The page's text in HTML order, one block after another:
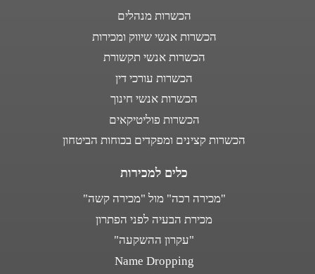
הכשרות מנהלים
הכשרות אנשי שיווק ומכירות
הכשרות אנשי תקשורת
הכשרות עורכי דין
הכשרות אנשי חינוך
הכשרות פוליטיקאים
הכשרות קצינים ומפקדים בכוחות הביטחון
כלים למכירות
"מכירה רכה" מול "מכירה קשה"
מכירת הבעיה לפני הפתרון
"עקרון ההשקעה"
Name Dropping